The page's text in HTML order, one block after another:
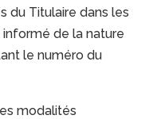
du Titulaire dans les
de la nature
le numéro du
modalités